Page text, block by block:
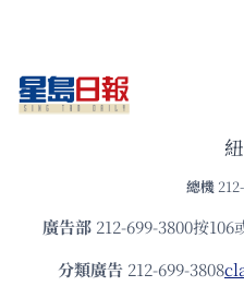
總機
廣告部212-699-3800按106
分類廣告 212-699-3808